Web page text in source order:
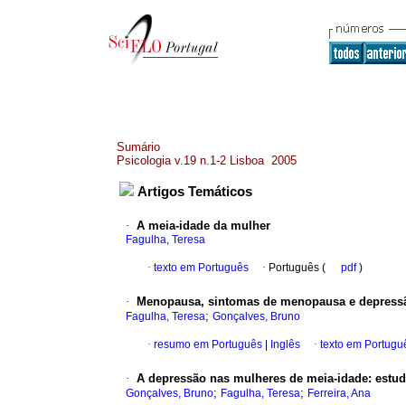
Sumário
Psicologia v.19 n.1-2 Lisboa 2005
Artigos Temáticos
· A meia‑idade da mulher
Fagulha, Teresa
· texto em Português · Português ( pdf)
· Menopausa, sintomas de menopausa e
Fagulha, Teresa; Gonçalves, Bruno
· resumo em Português Inglês · texto em
· A depressão nas mulheres de meia‑idade:
Gonçalves, Bruno; Fagulha, Teresa; Ferreira, Ana